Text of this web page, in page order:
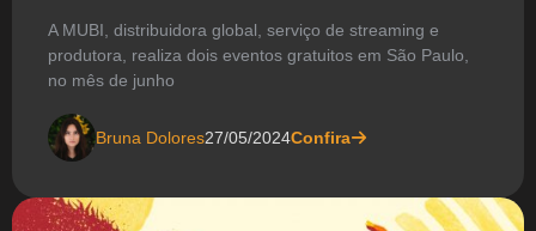
A MUBI, distribuidora global, serviço de streaming e
produtora, realiza dois eventos gratuitos em São Paulo,
no mês de junho
Bruna Dolores27/05/2024Confira